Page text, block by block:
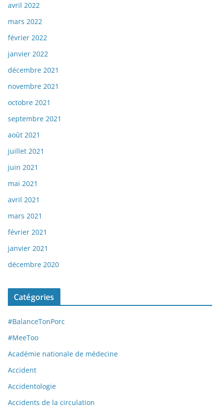
avril 2022
mars 2022
février 2022
janvier 2022
décembre 2021
novembre 2021
octobre 2021
septembre 2021
août 2021
juillet 2021
juin 2021
mai 2021
avril 2021
mars 2021
février 2021
janvier 2021
décembre 2020
Catégories
#BalanceTonPorc
#MeeToo
Académie nationale de médecine
Accident
Accidentologie
Accidents de la circulation